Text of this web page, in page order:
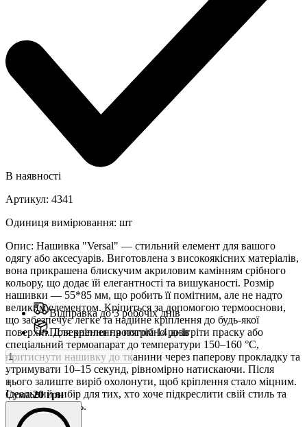
В наявності
Артикул: 4341
Одиниця вимірювання: шт
Опис: Нашивка "Versal" — стильний елемент для вашого
одягу або аксесуарів. Виготовлена з високоякісних матеріалів,
вона прикрашена блискучим акриловим камінням срібного
кольору, що додає їй елегантності та вишуканості. Розмір
нашивки — 55*85 мм, що робить її помітним, але не надто
великим елементом. Кріпиться за допомогою термооснови,
що забезпечує легке та надійне кріплення до будь-якої
поверхні. Для кріплення потрібно розігріти праску або
спеціальний термоапарат до температури 150–160 °C,
притиснути нашивку до тканини через паперову прокладку та
утримувати 10–15 секунд, рівномірно натискаючи. Після
цього залиште виріб охолонути, щоб кріплення стало міцним.
Ідеальний вибір для тих, хто хоче підкреслити свій стиль та
індивідуальність.
Відправка до 3 робочіх днів
Повернення протягом 14 днів
-
+
Сума:20 грн